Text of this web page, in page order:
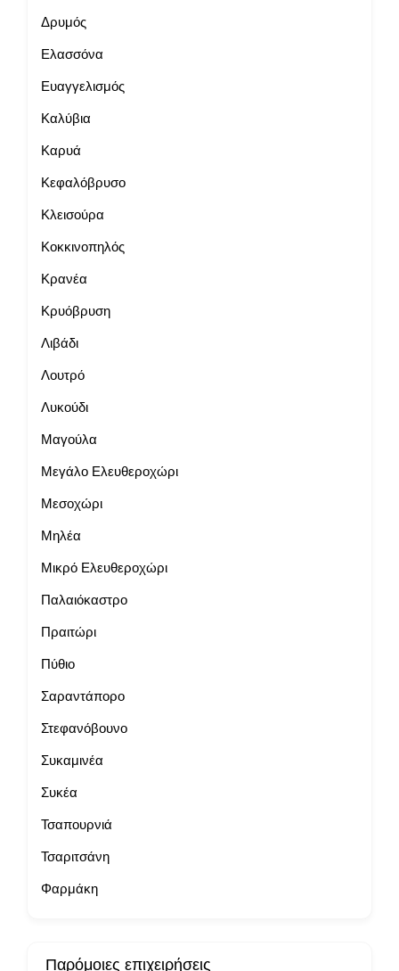
Δρυμός
Ελασσόνα
Ευαγγελισμός
Καλύβια
Καρυά
Κεφαλόβρυσο
Κλεισούρα
Κοκκινοπηλός
Κρανέα
Κρυόβρυση
Λιβάδι
Λουτρό
Λυκούδι
Μαγούλα
Μεγάλο Ελευθεροχώρι
Μεσοχώρι
Μηλέα
Μικρό Ελευθεροχώρι
Παλαιόκαστρο
Πραιτώρι
Πύθιο
Σαραντάπορο
Στεφανόβουνο
Συκαμινέα
Συκέα
Τσαπουρνιά
Τσαριτσάνη
Φαρμάκη
Παρόμοιες επιχειρήσεις